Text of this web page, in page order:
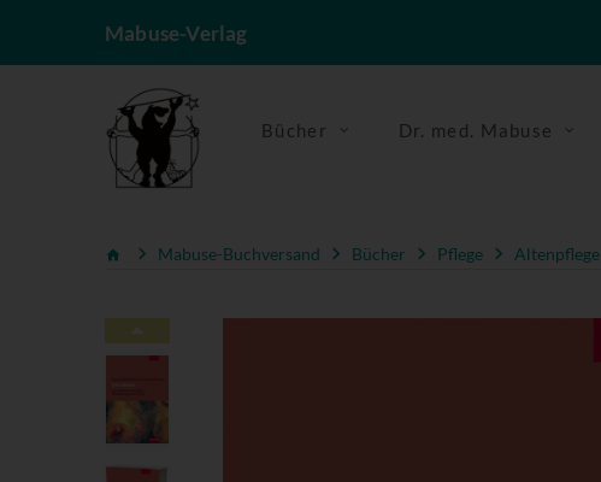
Mabuse-Verlag
Bücher Dr. med. Mabuse
Mabuse-Buchversand Bücher Pflege Altenpflege